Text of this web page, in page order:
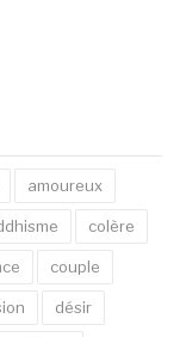
amoureux
colère
couple
désir